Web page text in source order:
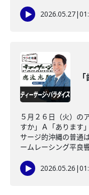
2026.05.27|
５月２６日（火）の
すか」Ａ「あります
サージ的沖縄の普通
ームレーシング平良
2026.05.26 |